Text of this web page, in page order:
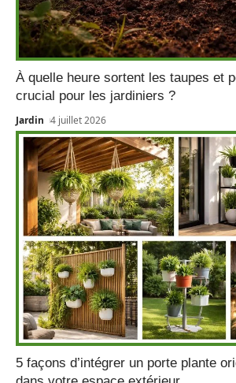
À quelle heure sortent les taupes et
crucial pour les jardiniers ?
Jardin 4 juillet 2026
5 façons d’intégrer un porte plante